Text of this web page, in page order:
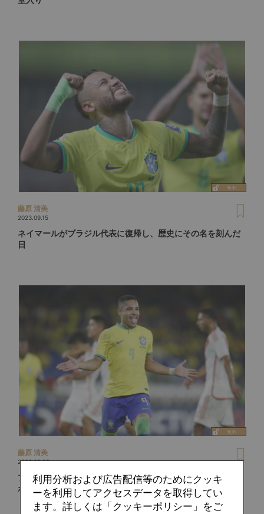
藤原 清美
2023.09.15
ネイマールがブラジル代表に復帰し、歴史にその名を刻んだ
日
藤原 清美
2023.08.28
ブラジル、2つの代表メンバーを同時発表。注目のビットー・
ホッキはU-23に
利用分析および広告配信等のためにクッキ
ーを利用してアクセスデータを取得してい
ます。詳しくは「クッキーポリシー」をご